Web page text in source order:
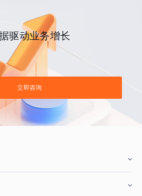
驱动业务增长
立即咨询